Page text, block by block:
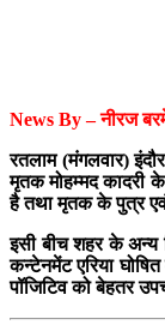
News By – नीरज
रतलाम (मंगलवार)
मृतक मोहम्मद कादरी
है तथा मृतक के पुत्र एवं
इसी बीच शहर के अन्य
कन्टेनमेंट एरिया
पॉजिटिव को बेहतर